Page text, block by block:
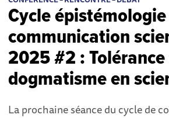
Cycle
communication
2025 #2 :
dogmatisme en
La prochaine séance du cycle de